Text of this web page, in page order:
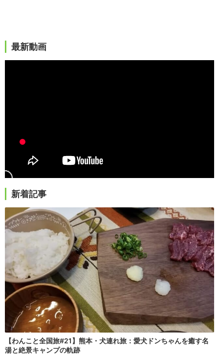
最新動画
新着記事
【わんこと全国旅#21】熊本・犬連れ旅：愛犬ドンちゃんを癒す名
湯と絶景キャンプの軌跡